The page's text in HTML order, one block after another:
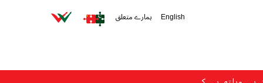
English ہمارے متعلق